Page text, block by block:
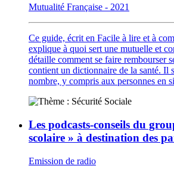
Mutualité Française - 2021
Ce guide, écrit en Facile à lire et à
explique à quoi sert une mutuelle et
détaille comment se faire rembourser
contient un dictionnaire de la santé. Il
nombre, y compris aux personnes en
Les podcasts-conseils du
scolaire » à destination des
Emission de radio